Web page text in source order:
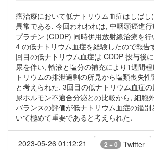
癌治療において低ナトリウム血症はしば
異常である. 今回われわれは, 中咽頭癌進
プラチン (CDDP) 同時併用放射線治療を
4 の低ナトリウム血症を経験したので報告
回目の低ナトリウム血症は CDDP 投与後
尿を伴い, 輸液と塩分の補充により1週間
トリウムの排泄過剰の所見から塩類喪失
と考えられた. 3回目の低ナトリウム血症
尿ホルモン不適合分泌との比較から, 細胞
バランスの評価が低ナトリウム血症の鑑
いて極めて重要であると考えられた.
2023-05-26 01:12:21 2 + 0 Twitter